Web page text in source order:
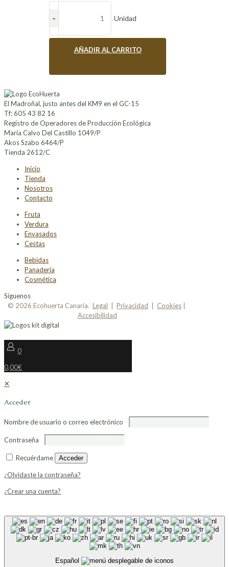
Unidad
AÑADIR AL CARRITO
El Madroñal, justo antes del KM9 en el GC-15
Tf: 605 43 82 16
Registro de Operadores de Producción Ecológica
Maria Calvo Del Castillo 1049/P
Akos Szabo 6464/P
Tienda 2612/C
Inicio
Tienda
Nosotros
Contacto
Fruta
Verdura
Envasados
Cestas
Bebidas
Panadería
Cosmética
Síguenos
© 2026 Ecohuerta Canaria. Legal Privacidad Cookies
Accesibilidad
0
0,00€
✕
Acceder
Nombre de usuario o correo electrónico
Contraseña
Recuérdame Acceder
¿Olvidaste la contraseña?
¿Crear una cuenta?
Español